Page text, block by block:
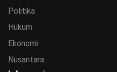
Politika
Hukum
Ekonomi
Nusantara